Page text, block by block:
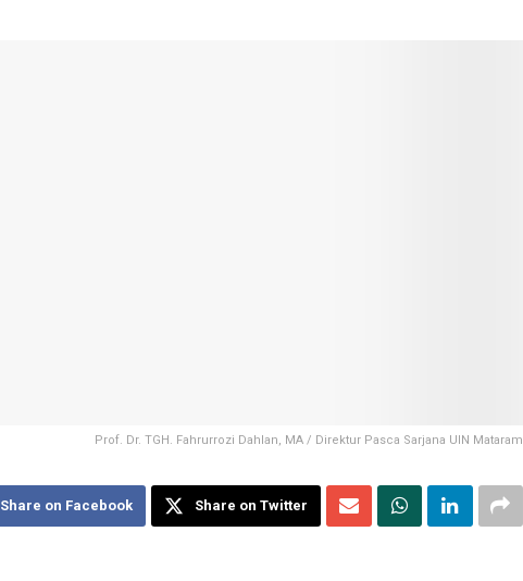
Prof. Dr. TGH. Fahrurrozi Dahlan, MA / Direktur Pasca Sarjana UIN Mataram
Share on Facebook Share on Twitter